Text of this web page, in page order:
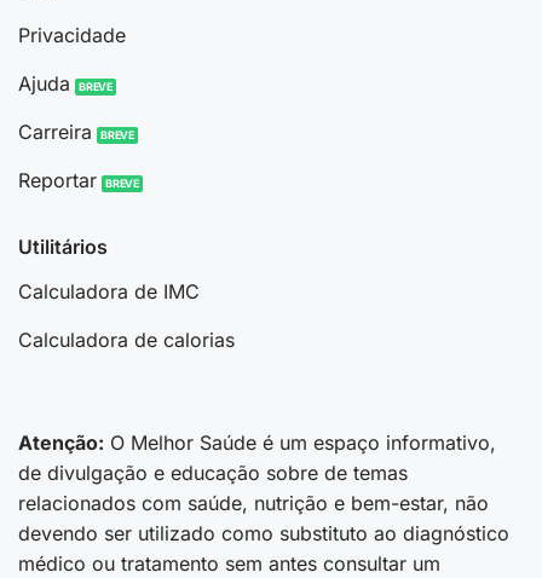
Privacidade
Ajuda
Carreira
Reportar
Utilitários
Calculadora de IMC
Calculadora de calorias
Atenção: O Melhor Saúde é um espaço informativo,
de divulgação e educação sobre de temas
relacionados com saúde, nutrição e bem-estar, não
devendo ser utilizado como substituto ao diagnóstico
médico ou tratamento sem antes consultar um